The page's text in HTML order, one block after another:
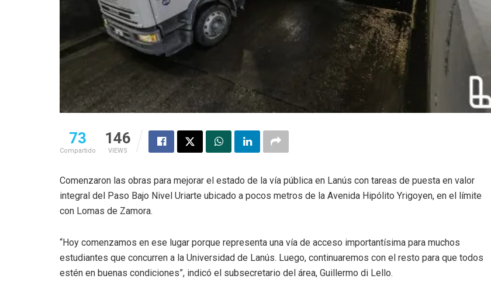
73
Compartido
146
VIEWS
Comenzaron las obras para mejorar el estado de la vía pública en Lanús con tareas de puesta en valor
integral del Paso Bajo Nivel Uriarte ubicado a pocos metros de la Avenida Hipólito Yrigoyen, en el límite
con Lomas de Zamora.
“Hoy comenzamos en ese lugar porque representa una vía de acceso importantísima para muchos
estudiantes que concurren a la Universidad de Lanús. Luego, continuaremos con el resto para que todos
estén en buenas condiciones”, indicó el subsecretario del área, Guillermo di Lello.